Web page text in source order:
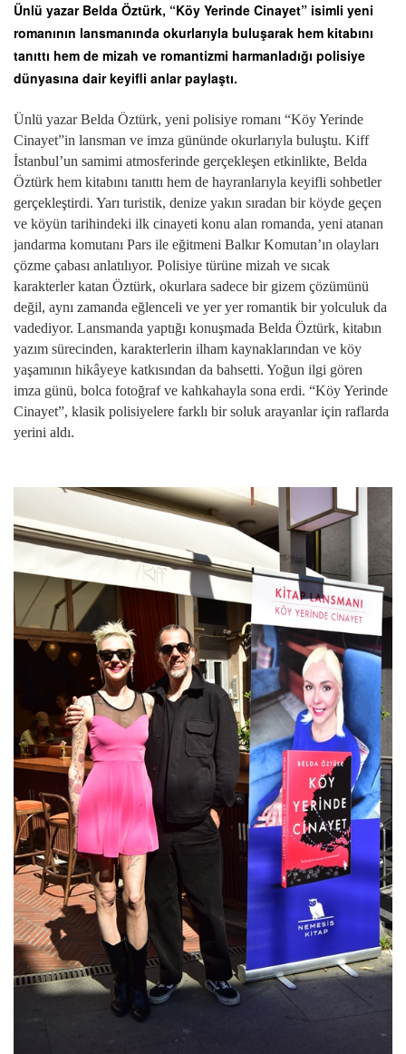
Ünlü yazar Belda Öztürk, “Köy Yerinde Cinayet” isimli yeni
romanının lansmanında okurlarıyla buluşarak hem kitabını
tanıttı hem de mizah ve romantizmi harmanladığı polisiye
dünyasına dair keyifli anlar paylaştı.
Ünlü yazar Belda Öztürk, yeni polisiye romanı “Köy Yerinde
Cinayet”in lansman ve imza gününde okurlarıyla buluştu. Kiff
İstanbul’un samimi atmosferinde gerçekleşen etkinlikte, Belda
Öztürk hem kitabını tanıttı hem de hayranlarıyla keyifli sohbetler
gerçekleştirdi. Yarı turistik, denize yakın sıradan bir köyde geçen
ve köyün tarihindeki ilk cinayeti konu alan romanda, yeni atanan
jandarma komutanı Pars ile eğitmeni Balkır Komutan’ın olayları
çözme çabası anlatılıyor. Polisiye türüne mizah ve sıcak
karakterler katan Öztürk, okurlara sadece bir gizem çözümünü
değil, aynı zamanda eğlenceli ve yer yer romantik bir yolculuk da
vadediyor. Lansmanda yaptığı konuşmada Belda Öztürk, kitabın
yazım sürecinden, karakterlerin ilham kaynaklarından ve köy
yaşamının hikâyeye katkısından da bahsetti. Yoğun ilgi gören
imza günü, bolca fotoğraf ve kahkahayla sona erdi. “Köy Yerinde
Cinayet”, klasik polisiyelere farklı bir soluk arayanlar için raflarda
yerini aldı.